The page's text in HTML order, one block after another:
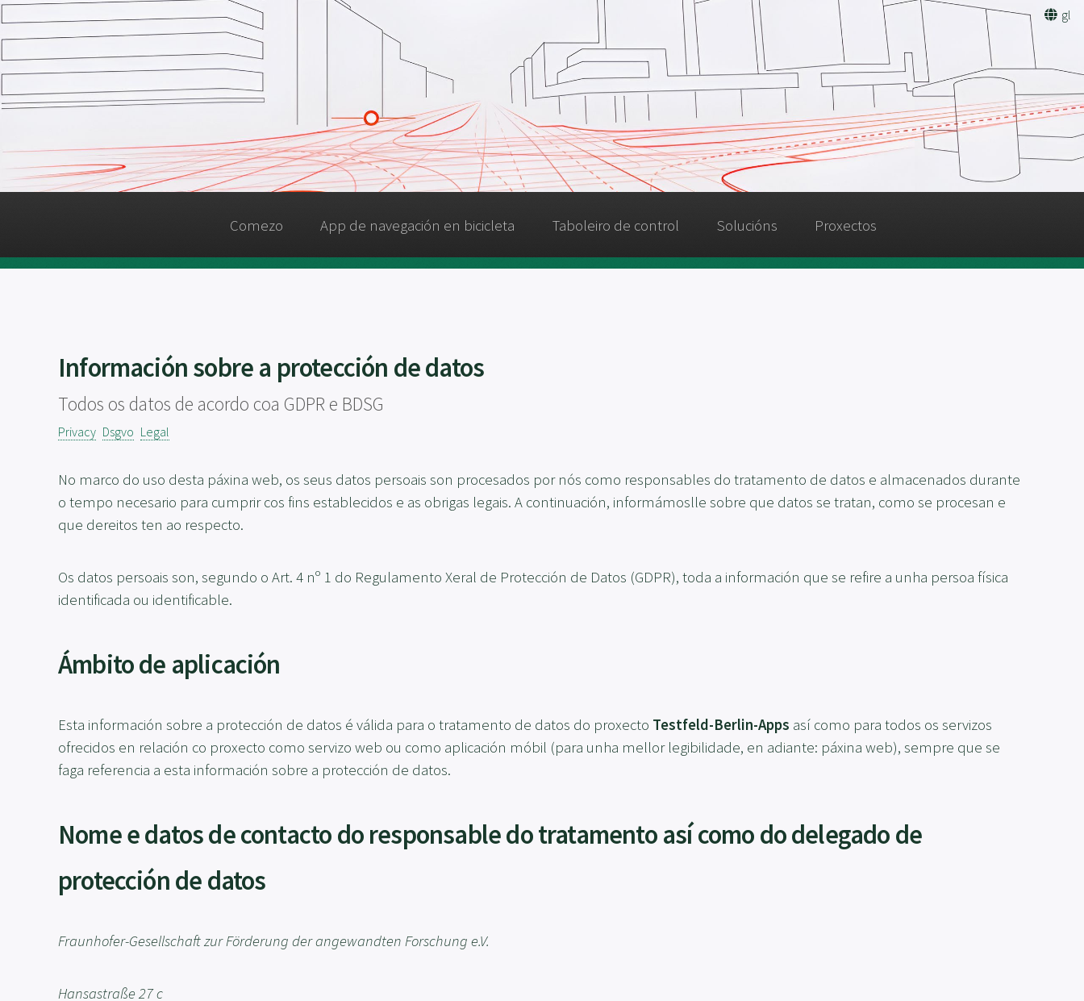
gl
Comezo App de navegación en bicicleta Taboleiro de control Solucións Proxectos
Información sobre a protección de datos
Todos os datos de acordo coa GDPR e BDSG
Privacy Dsgvo Legal
No marco do uso desta páxina web, os seus datos persoais son procesados por nós como responsables do tratamento de datos e almacenados durante
o tempo necesario para cumprir cos fins establecidos e as obrigas legais. A continuación, informámoslle sobre que datos se tratan, como se procesan e
que dereitos ten ao respecto.
Os datos persoais son, segundo o Art. 4 nº 1 do Regulamento Xeral de Protección de Datos (GDPR), toda a información que se refire a unha persoa física
identificada ou identificable.
Ámbito de aplicación
Esta información sobre a protección de datos é válida para o tratamento de datos do proxecto Testfeld-Berlin-Apps así como para todos os servizos
ofrecidos en relación co proxecto como servizo web ou como aplicación móbil (para unha mellor legibilidade, en adiante: páxina web), sempre que se
faga referencia a esta información sobre a protección de datos.
Nome e datos de contacto do responsable do tratamento así como do delegado de
protección de datos
Fraunhofer-Gesellschaft zur Förderung der angewandten Forschung e.V.
Hansastraße 27 c